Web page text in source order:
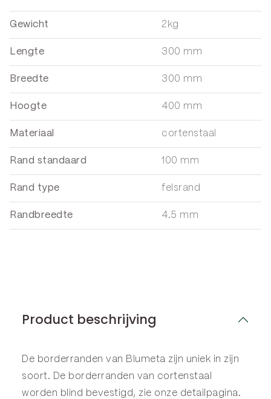
Gewicht 2kg
Lengte 300 mm
Breedte 300 mm
Hoogte 400 mm
Materiaal cortenstaal
Rand standaard 100 mm
Rand type felsrand
Randbreedte 4.5 mm
Product beschrijving
De borderranden van Blumeta zijn uniek in zijn
soort. De borderranden van cortenstaal
worden blind bevestigd, zie onze detailpagina.